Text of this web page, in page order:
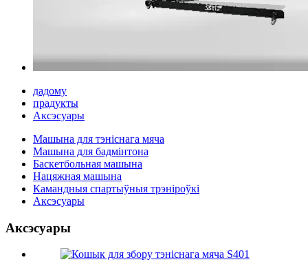
дадому
прадукты
Аксэсуары
Машына для тэніснага мяча
Машына для бадмінтона
Баскетбольная машына
Нацяжная машына
Камандныя спартыўныя трэніроўкі
Аксэсуары
Аксэсуары